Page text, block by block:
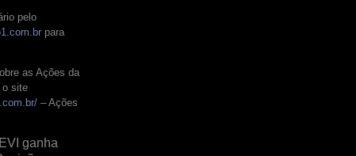
pelo
para
as Ações da
o site
– Ações
ganha